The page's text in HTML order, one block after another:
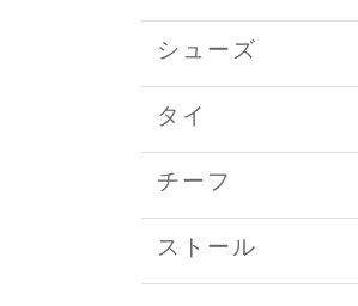
シューズ
タイ
チーフ
ストール